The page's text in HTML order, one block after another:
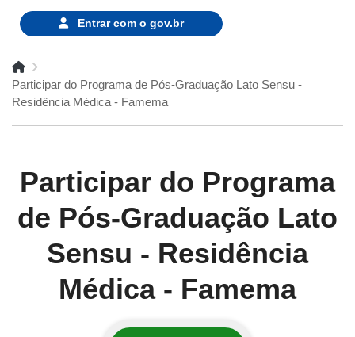
Entrar com o gov.br
Participar do Programa de Pós-Graduação Lato Sensu -
Residência Médica - Famema
Participar do Programa
de Pós-Graduação Lato
Sensu - Residência
Médica - Famema